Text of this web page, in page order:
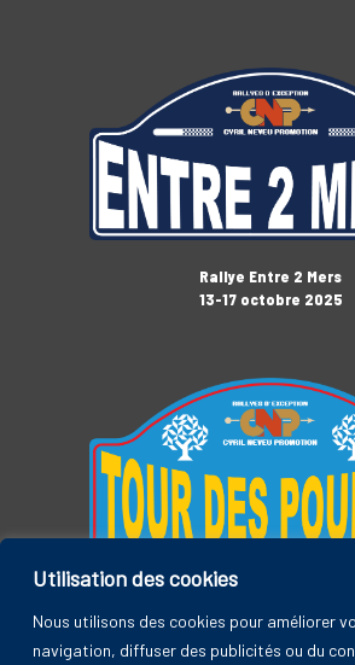
Utilisation des cookies
Nous utilisons des cookies pour améliorer
navigation, diffuser des publicités ou du
Rallye Entre 2 Mers
13-17 octobre 2025
Tour des Pouilles